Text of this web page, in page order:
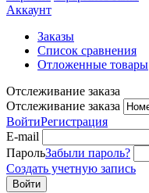
Аккаунт
Заказы
Список сравнения
Отложенные товары
Отслеживание заказа
Отслеживание заказа
ВойтиРегистрация
E-mail
ПарольЗабыли пароль?
Создать учетную запись
Войти